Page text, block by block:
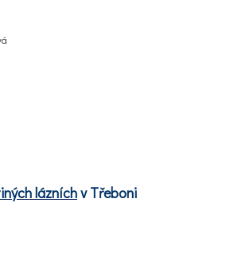
lázníchv Třeboni